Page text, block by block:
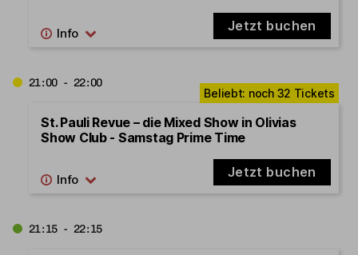
Jetzt buchen
21:00 - 22:00
St. Pauli Revue – die Mixed Show in Olivias
Show Club - Samstag Prime Time
Jetzt buchen
21:15 - 22:15